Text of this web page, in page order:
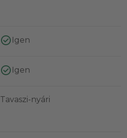
Igen
Igen
Tavaszi-nyári